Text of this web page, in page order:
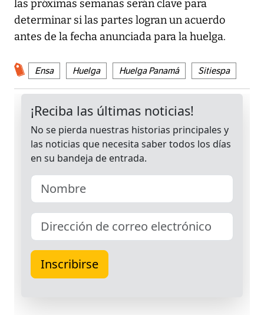
las próximas semanas serán clave para
determinar si las partes logran un acuerdo
antes de la fecha anunciada para la huelga.
Ensa Huelga Huelga Panamá Sitiespa